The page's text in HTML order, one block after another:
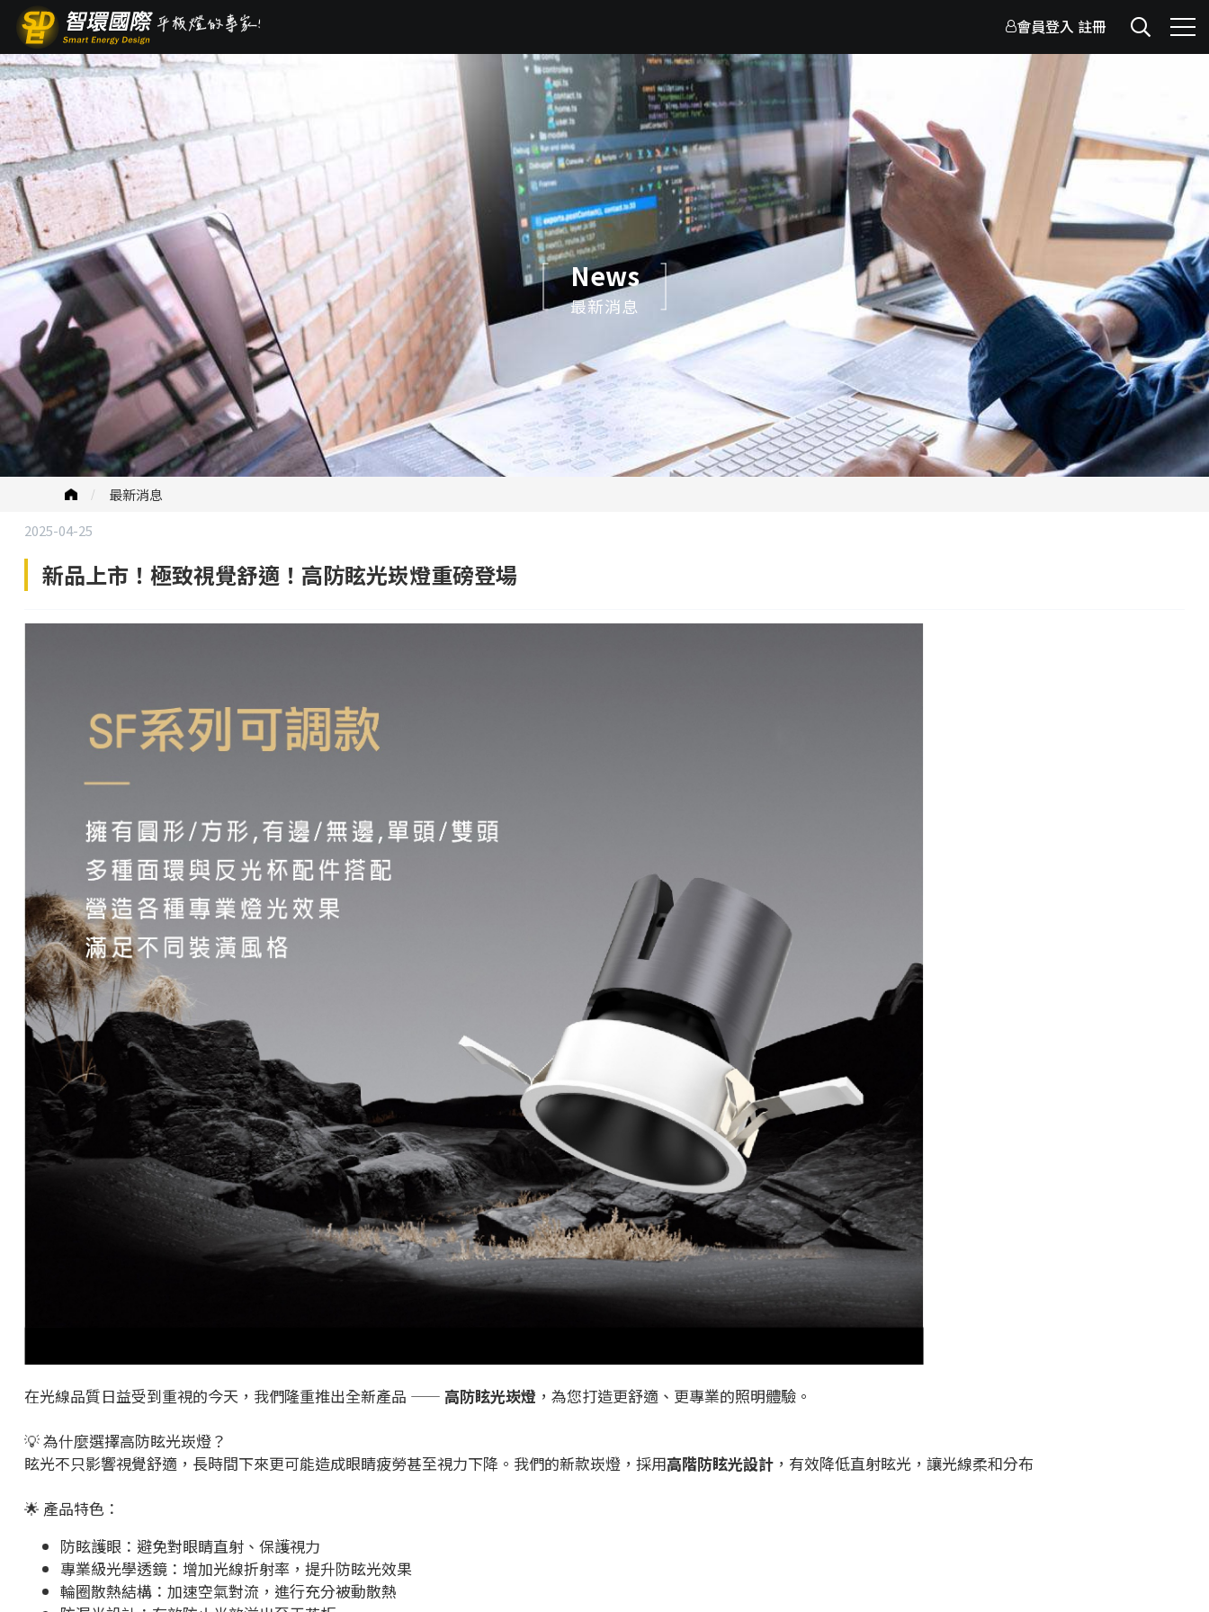
會員登入 註冊
News
最新消息
最新消息
2025-04-25
新品上市！極致視覺舒適！高防眩光崁燈重磅登場
在光線品質日益受到重視的今天，我們隆重推出全新產品 —— 高防眩光崁燈，為您打造更舒適、更專業的照明體驗。
💡 為什麼選擇高防眩光崁燈？
眩光不只影響視覺舒適，長時間下來更可能造成眼睛疲勞甚至視力下降。我們的新款崁燈，採用高階防眩光設計，有效降低直射眩光，讓光線柔和分布
🌟 產品特色：
防眩護眼：避免對眼睛直射、保護視力
專業級光學透鏡：增加光線折射率，提升防眩光效果
輪圈散熱結構：加速空氣對流，進行充分被動散熱